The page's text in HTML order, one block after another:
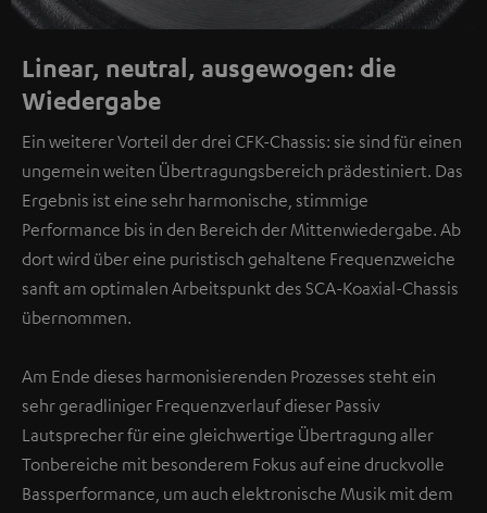
Linear, neutral, ausgewogen: die
Wiedergabe
Ein weiterer Vorteil der drei CFK-Chassis: sie sind für einen
ungemein weiten Übertragungsbereich prädestiniert. Das
Ergebnis ist eine sehr harmonische, stimmige
Performance bis in den Bereich der Mittenwiedergabe. Ab
dort wird über eine puristisch gehaltene Frequenzweiche
sanft am optimalen Arbeitspunkt des SCA-Koaxial-Chassis
übernommen.
Am Ende dieses harmonisierenden Prozesses steht ein
sehr geradliniger Frequenzverlauf dieser Passiv
Lautsprecher für eine gleichwertige Übertragung aller
Tonbereiche mit besonderem Fokus auf eine druckvolle
Bassperformance, um auch elektronische Musik mit dem